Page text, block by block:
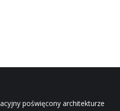
poświęcony architekturze